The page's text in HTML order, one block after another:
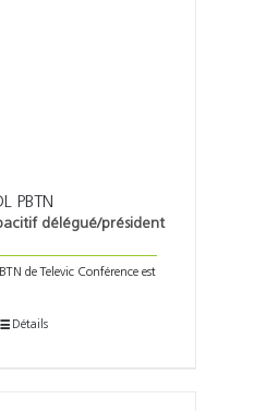
PBTN
délégué/président
de Televic Conférence est
Détails